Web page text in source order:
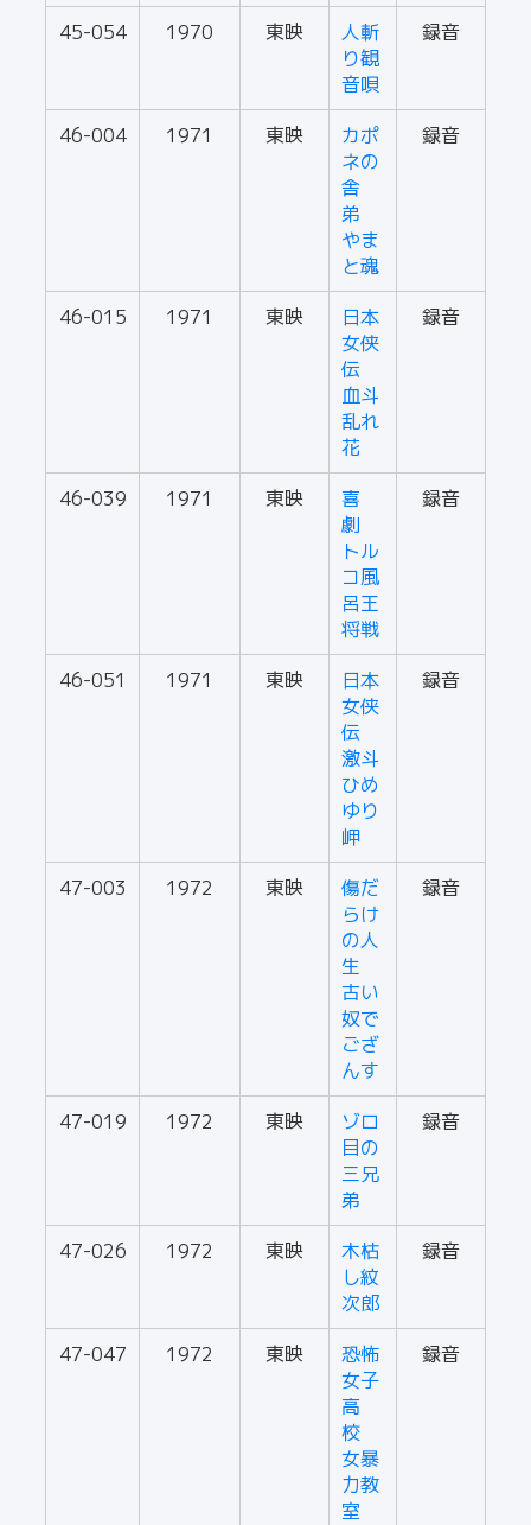
45-054 1970 東映
人斬
り観
音唄
録音
46-004 1971 東映
カポ
ネの
舎
弟
やま
と魂
録音
46-015 1971 東映
日本
女侠
伝
血斗
乱れ
花
録音
46-039 1971 東映
喜
劇
トル
コ風
呂王
将戦
録音
46-051 1971 東映
日本
女侠
伝
激斗
ひめ
ゆり
岬
録音
47-003 1972 東映
傷だ
らけ
の人
生
古い
奴で
ござ
んす
録音
47-019 1972 東映
ゾロ
目の
三兄
弟
録音
47-026 1972 東映
木枯
し紋
次郎
録音
47-047 1972 東映
恐怖
女子
高
校
女暴
力教
室
録音